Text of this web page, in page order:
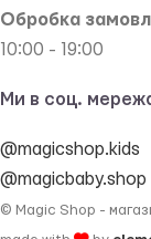
Обробка
10:00 - 19:00
Ми в соц.
@magicshop.kids
@magicbaby.shop
© Magic Shop -